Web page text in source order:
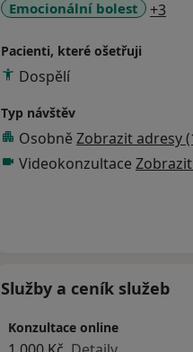
Emocionální bolest
+3
Pacienti, které ošetřuji
Dospělí
Typ návštěv
Osobně Zobrazit adresy
Videokonzultace
Služby a ceník služeb
Konzultace online